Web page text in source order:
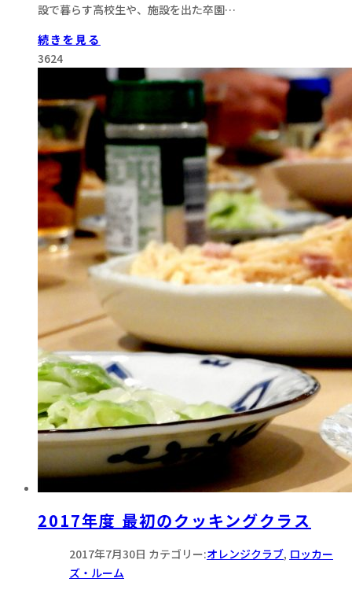
設で暮らす高校生や、施設を出た卒園…
続きを見る
3624
2017年度 最初のクッキングクラス
2017年7月30日 カテゴリー:オレンジクラブ, ロッカー
ズ・ルーム